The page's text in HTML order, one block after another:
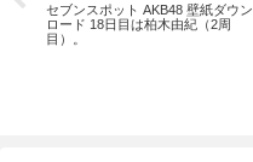
セブンスポット AKB48 壁紙ダウン
ロード 18日目は柏木由紀（2周
目）。